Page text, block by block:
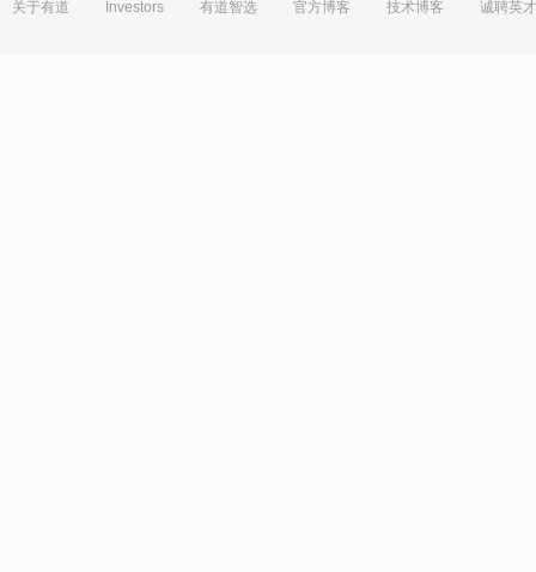
关于有道 Investors 有道智选 官方博客 技术博客 诚聘英才